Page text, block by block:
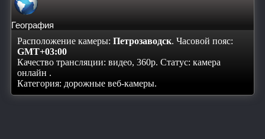
География
Расположение камеры: Петрозаводск. Часовой пояс:
GMT+03:00
Качество трансляции: видео, 360p. Статус: камера
онлайн .
Категория: дорожные веб-камеры.